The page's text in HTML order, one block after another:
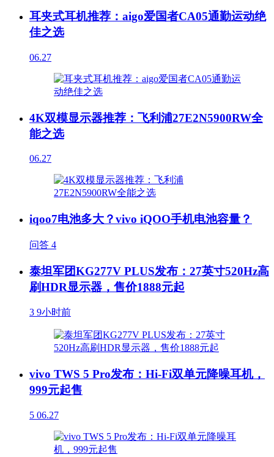
耳夹式耳机推荐：aigo爱国者CA05通勤运动绝
佳之选
06.27
4K双模显示器推荐：飞利浦27E2N5900RW全
能之选
06.27
iqoo7电池多大？vivo iQOO手机电池容量？
问答 4
泰坦军团KG277V PLUS发布：27英寸520Hz高
刷HDR显示器，售价1888元起
3 9小时前
vivo TWS 5 Pro发布：Hi-Fi双单元降噪耳机，
999元起售
5 06.27